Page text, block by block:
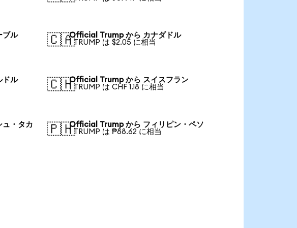
ブル
🇨🇦Official Trump から カナダドル
1 TRUMP は $2.05 に相当
ドル
🇨🇭Official Trump から スイスフラン
1 TRUMP は CHF 1.18 に相当
・タカ
🇵🇭Official Trump から フィリピン・ペソ
1 TRUMP は ₱88.62 に相当